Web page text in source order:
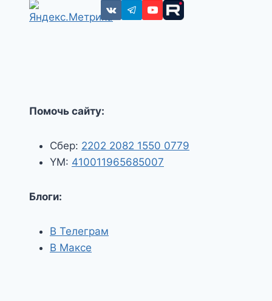
Помочь сайту:
Сбер: 2202 2082 1550 0779
YM: 410011965685007
Блоги:
В Телеграм
В Максе